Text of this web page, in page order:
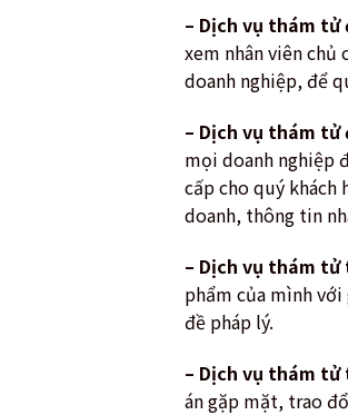
– Dịch vụ thám
xem nhân viên
doanh nghiệp, để
– Dịch vụ thám
mọi doanh nghiệp
cấp cho quý
doanh, thông tin
– Dịch vụ thám
phẩm của mình
đề pháp lý.
– Dịch vụ thám tử
án gặp mặt, trao